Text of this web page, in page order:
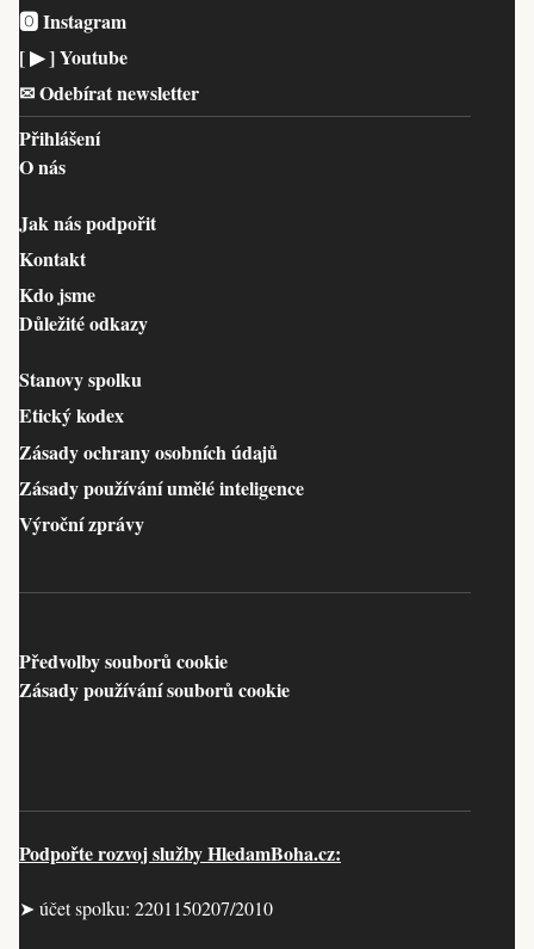
🅾 Instagram
[ ▶︎ ] Youtube
✉︎ Odebírat newsletter
Přihlášení
O nás
Jak nás podpořit
Kontakt
Kdo jsme
Důležité odkazy
Stanovy spolku
Etický kodex
Zásady ochrany osobních údajů
Zásady používání umělé inteligence
Výroční zprávy
Předvolby souborů cookie
Zásady používání souborů cookie
Podpořte rozvoj služby HledamBoha.cz:
➤ účet spolku: 2201150207/2010